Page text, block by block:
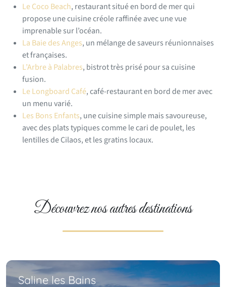
Le Coco Beach, restaurant situé en bord de mer qui
propose une cuisine créole raffinée avec une vue
imprenable sur l’océan.
La Baie des Anges, un mélange de saveurs réunionnaises
et françaises.
L’Arbre à Palabres, bistrot très prisé pour sa cuisine
fusion.
Le Longboard Café, café-restaurant en bord de mer avec
un menu varié.
Les Bons Enfants, une cuisine simple mais savoureuse,
avec des plats typiques comme le cari de poulet, les
lentilles de Cilaos, et les gratins locaux.
Découvrez nos autres destinations
Saline les Bains